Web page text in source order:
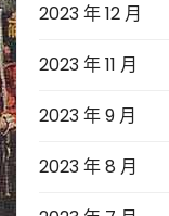
2023 年 12 月
2023 年 11 月
2023 年 9 月
2023 年 8 月